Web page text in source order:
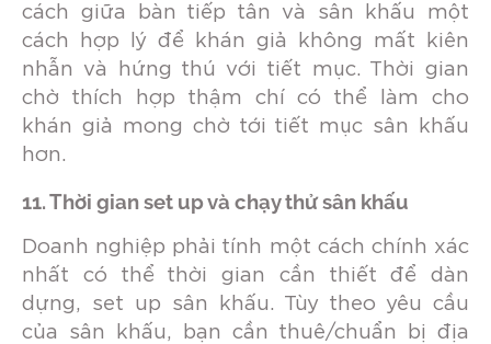
cách giữa bàn tiếp tân và sân khấu một
cách hợp lý để khán giả không mất kiên
nhẫn và hứng thú với tiết mục. Thời gian
chờ thích hợp thậm chí có thể làm cho
khán giả mong chờ tới tiết mục sân khấu
hơn.
11.Thời gian set up và chạy thử sân khấu
Doanh nghiệp phải tính một cách chính xác
nhất có thể thời gian cần thiết để dàn
dựng, set up sân khấu. Tùy theo yêu cầu
của sân khấu, bạn cần thuê/chuẩn bị địa